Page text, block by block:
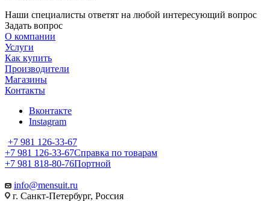
Наши специалисты ответят на любой интересующий вопрос
Задать вопрос
О компании
Услуги
Как купить
Производители
Магазины
Контакты
Вконтакте
Instagram
+7 981 126-33-67
+7 981 126-33-67Справка по товарам
+7 981 818-80-76Портной
info@mensuit.ru
г. Санкт-Петербург, Россия